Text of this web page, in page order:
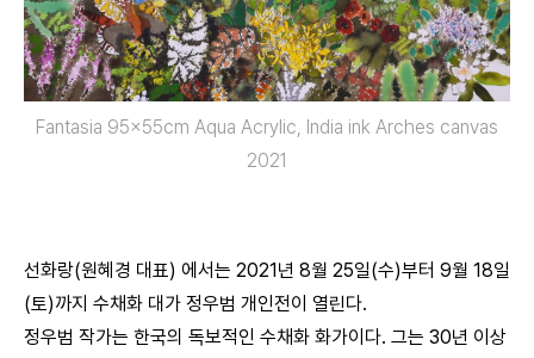
Fantasia 95x55cm Aqua Acrylic, India ink Arches canvas
2021
선화랑(원혜경 대표) 에서는 2021년 8월 25일(수)부터 9월 18일
(토)까지 수채화 대가 정우범 개인전이 열린다.
정우범 작가는 한국의 독보적인 수채화 화가이다. 그는 30년 이상